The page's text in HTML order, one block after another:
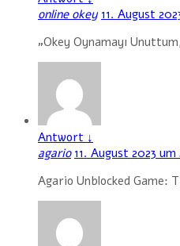
online okey 11. August
„Okey Oynamayı
Antwort ↓
agario 11. August 2023 um
Agario Unblocked Game: